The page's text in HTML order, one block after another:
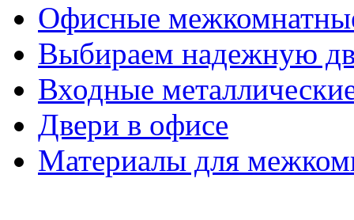
Офисные
Выбираем надежную
Входные
Двери в офисе
Материалы для